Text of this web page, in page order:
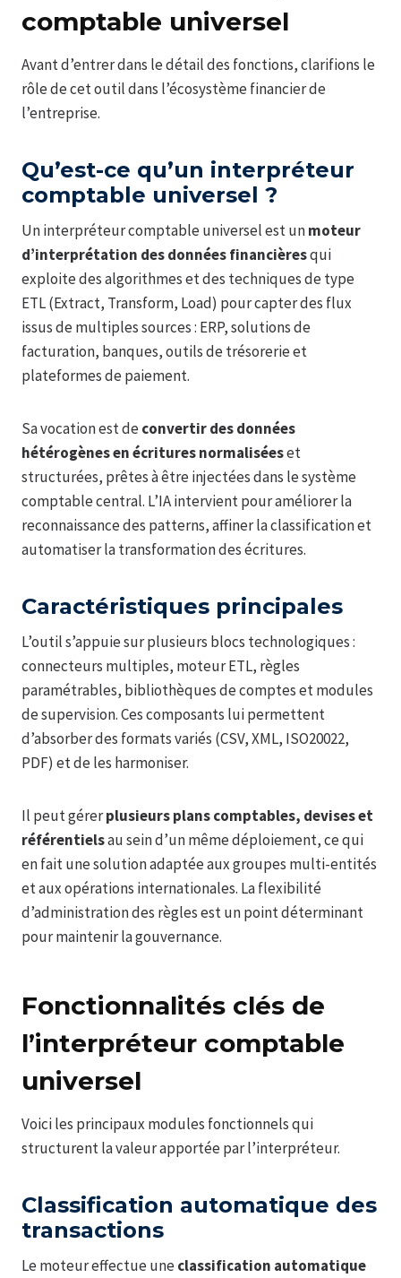
comptable universel
Avant d’entrer dans le détail des fonctions, clarifions le
rôle de cet outil dans l’écosystème financier de
l’entreprise.
Qu’est-ce qu’un interpréteur
comptable universel ?
Un interpréteur comptable universel est unmoteur
d’interprétation des données financièresqui
exploite des algorithmes et des techniques de type
ETL (Extract, Transform, Load) pour capter des flux
issus de multiples sources : ERP, solutions de
facturation, banques, outils de trésorerie et
plateformes de paiement.
Sa vocation est deconvertir des données
hétérogènes en écritures normaliséeset
structurées, prêtes à être injectées dans le système
comptable central. L’IA intervient pour améliorer la
reconnaissance des patterns, affiner la classification et
automatiser la transformation des écritures.
Caractéristiques principales
L’outil s’appuie sur plusieurs blocs technologiques :
connecteurs multiples, moteur ETL, règles
paramétrables, bibliothèques de comptes et modules
de supervision. Ces composants lui permettent
d’absorber des formats variés (CSV, XML, ISO20022,
PDF) et de les harmoniser.
Il peut gérerplusieurs plans comptables, devises et
référentielsau sein d’un même déploiement, ce qui
en fait une solution adaptée aux groupes multi-entités
et aux opérations internationales. La flexibilité
d’administration des règles est un point déterminant
pour maintenir la gouvernance.
Fonctionnalités clés de
l’interpréteur comptable
universel
Voici les principaux modules fonctionnels qui
structurent la valeur apportée par l’interpréteur.
Classification automatique des
transactions
Le moteur effectue uneclassification automatique